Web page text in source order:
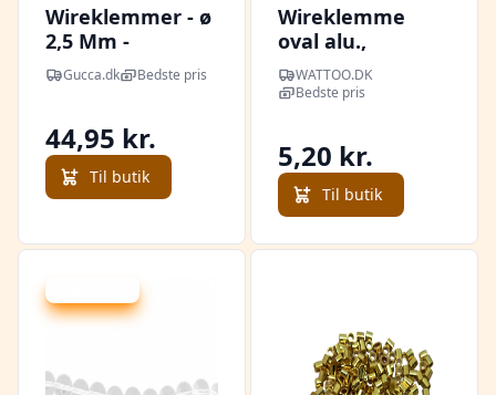
Wireklemmer - ø
2,5 Mm -
Forsølvet - 100
Stk.
Gucca.dk Bedste pris
44,95 kr.
Til butik
Wireklemme
oval alu.,
2,5x9,0mm
WATTOO.DK
Bedste pris
5,20 kr.
Til butik